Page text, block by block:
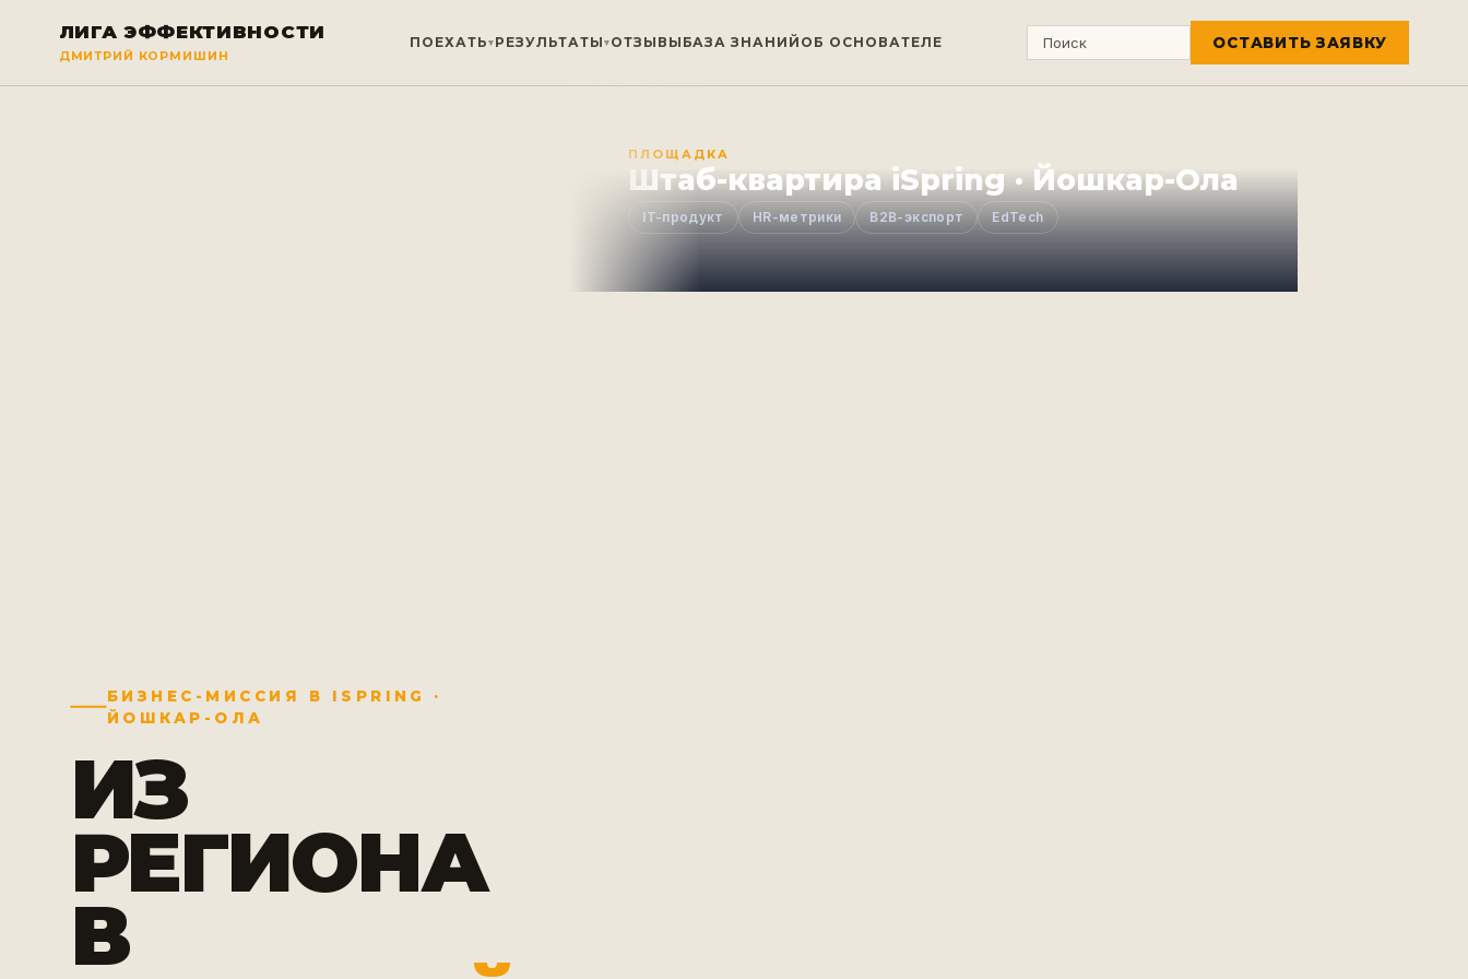
ЛИГА ЭФФЕКТИВНОСТИ
ДМИТРИЙ КОРМИШИН
ПОЕХАТЬ РЕЗУЛЬТАТЫ ОТЗЫВЫ БАЗА ЗНАНИЙ ОБ ОСНОВАТЕЛЕ ОСТАВИТЬ ЗАЯВКУ
БИЗНЕС-МИССИЯ В ISPRING ·
ЙОШКАР-ОЛА
ИЗ
РЕГИОНА
В
ПЛОЩАДКА
Штаб-квартира iSpring · Йошкар-Ола
IT-продукт HR-метрики B2B-экспорт EdTech